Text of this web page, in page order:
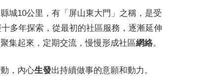
城10公里，有「屏山東大門」之稱，是受
十多年探索，從最初的社區服務，逐漸延伸
集起來，定期交流，慢慢形成社區網絡。
，內心生發出持續做事的意願和動力。